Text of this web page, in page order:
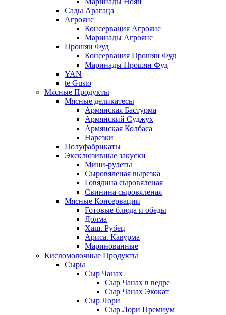
Сады Арагаца
Агроянс
Консервация Агроянс
Маринады Агроянс
Прошян Фуд
Консервация Прошян Фуд
Маринады Прошян Фуд
YAN
te Gusto
Мясные Продукты
Мясные деликатесы
Армянская Бастурма
Армянский Суджух
Армянская Колбаса
Нарезки
Полуфабрикаты
Эксклюзивные закуски
Мини-рулеты
Сыровяленая вырезка
Говядина сыровяленая
Свинина сыровяленая
Мясные Консервации
Готовые блюда и обеды
Долма
Хаш. Рубец
Ариса. Кавурма
Маринованные
Кисломолочные Продукты
Сыры
Сыр Чанах
Сыр Чанах в ведре
Сыр Чанах Экокат
Сыр Лори
Сыр Лори Премиум